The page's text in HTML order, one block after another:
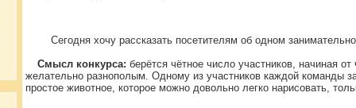
Сегодня хочу рассказать посетителям об одном
Смысл конкурса: берётся чётное число участников, начиная
желательно разнополым. Одному из участников каждой команды
простое животное, которое можно довольно легко нарисовать,